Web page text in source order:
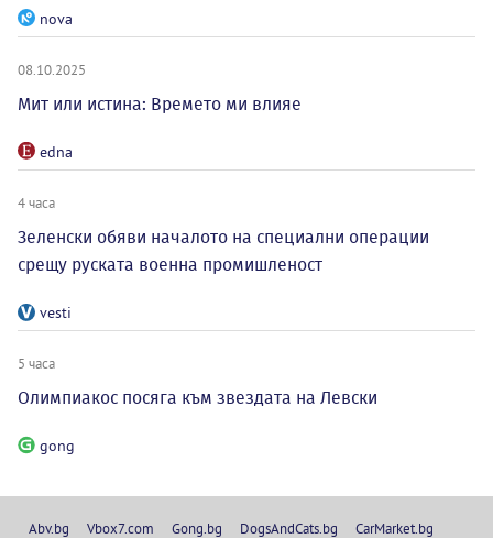
nova
08.10.2025
Мит или истина: Времето ми влияе
edna
4 часа
Зеленски обяви началото на специални операции
срещу руската военна промишленост
vesti
5 часа
Олимпиакос посяга към звездата на Левски
gong
Abv.bg Vbox7.com Gong.bg DogsAndCats.bg
CarMarket.bg